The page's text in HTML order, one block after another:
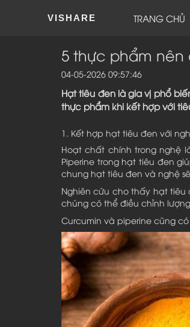
VISHARE TRANG CHỦ
5 thực phẩm
04-05-2026 09:57:46
Hạt tiêu đen là gia vị phổ
thực phẩm khi kết hợp với
1. Kết hợp hạt tiêu đen với
Hoạt chất chính trong nghệ
Piperine trong hạt tiêu đen
chung hạt tiêu đen và nghệ
Nghiên cứu cho thấy hạt
chúng có thể điều chỉnh
Curcumin và piperine cũng